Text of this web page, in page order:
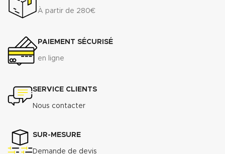
À partir de 280€
PAIEMENT SÉCURISÉ
en ligne
SERVICE CLIENTS
Nous contacter
SUR-MESURE
Demande de devis